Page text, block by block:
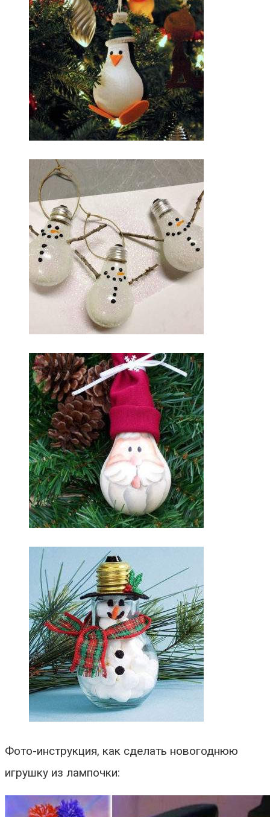
Фото-инструкция, как сделать новогоднюю
игрушку из лампочки: